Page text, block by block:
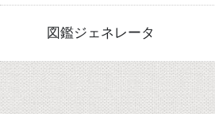
図鑑ジェネレータ